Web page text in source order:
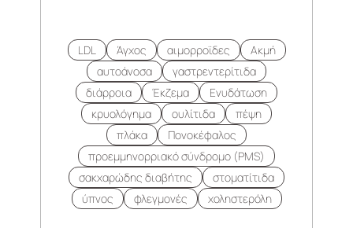
LDL Άγχος αιμορροϊδες
Ακμή
αυτοάνοσα
γαστρεντερίτιδα
διάρροια
Έκζεμα
Ενυδάτωση
κρυολόγημα
ουλίτιδα
πέψη
πλάκα
Πονοκέφαλος
προεμμηνορριακό σύνδρομο (PMS)
σακχαρώδης διαβήτης
στοματίτιδα
ύπνος
φλεγμονές χοληστερόλη